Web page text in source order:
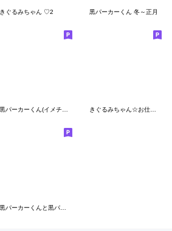
きぐるみちゃん ♡2 黒パーカーくん 冬～正月
黒パーカーくん(イメチェン)体調不良気遣う きぐるみちゃん☆お仕事&家事